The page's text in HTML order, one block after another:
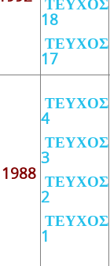
18
ΤΕΥΧΟΣ
17
1988
ΤΕΥΧΟΣ
4
ΤΕΥΧΟΣ
3
ΤΕΥΧΟΣ
2
ΤΕΥΧΟΣ
1